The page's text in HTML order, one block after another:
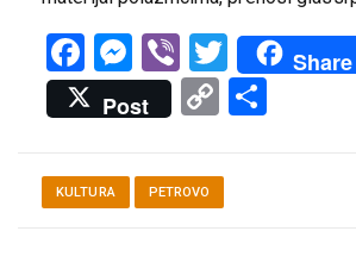
Facebook
Messenger
ViberTwitter
Share
Post
Copy
KULTURA PETROVO